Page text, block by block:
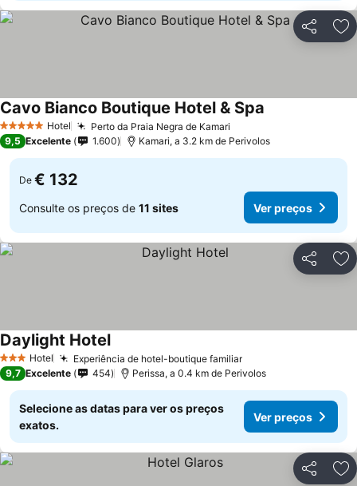
Partilhar
5 Estrelas Hotel Perto da Praia Negra de Kamari
Cavo Bianco Boutique Hotel & Spa
9,5 Excelente 1.600 Kamari, a 3.2 km de Perivolos
De € 132
Consulte os preços de 11 sites Ver preços
Partilhar
3 EstrelasHotel Experiência de hotel-boutique familiar
Daylight Hotel
9,7 Excelente 454 Perissa, a 0.4 km de Perivolos
Selecione as datas para ver os preços
exatos.
Ver preços
Partilhar